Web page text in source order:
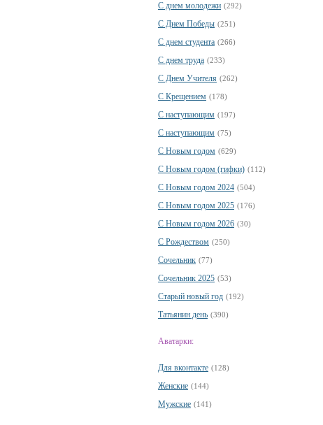
С днем молодежи (292)
С Днем Победы (251)
С днем студента (266)
С днем труда (233)
С Днем Учителя (262)
С Крещением (178)
С наступающим (197)
С наступающим (75)
С Новым годом (629)
С Новым годом (гифки) (112)
С Новым годом 2024 (504)
С Новым годом 2025 (176)
С Новым годом 2026 (30)
С Рождеством (250)
Сочельник (77)
Сочельник 2025 (53)
Старый новый год (192)
Татьянин день (390)
Аватарки:
Для вконтакте (128)
Женские (144)
Мужские (141)